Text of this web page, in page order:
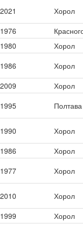
2021
Хорол
1976
1980
Хорол
1986
Хорол
2009
Хорол
1995 Полтава
1990
Хорол
1986
Хорол
1977 Хорол
2010
Хорол
1999
Хорол